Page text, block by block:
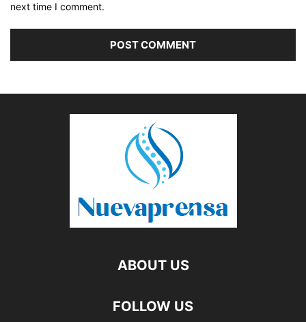
next time I comment.
ABOUT US
FOLLOW US